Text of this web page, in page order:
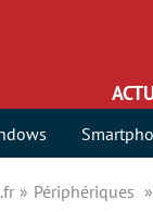
Périphériques